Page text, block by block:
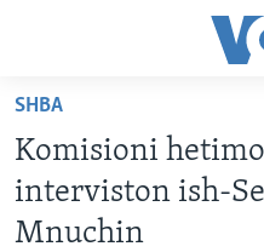
faqen
kryesore
Kalo
tek
faqja
FAQJA KRYESORE
AMERIKA
DITARI
SHBA
Komisioni
interviston ish-
Mnuchin